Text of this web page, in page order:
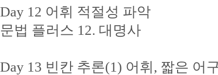
Day 12 어휘 적절성 파악
문법 플러스 12. 대명사
Day 13 빈칸 추론(1) 어휘, 짧은 어